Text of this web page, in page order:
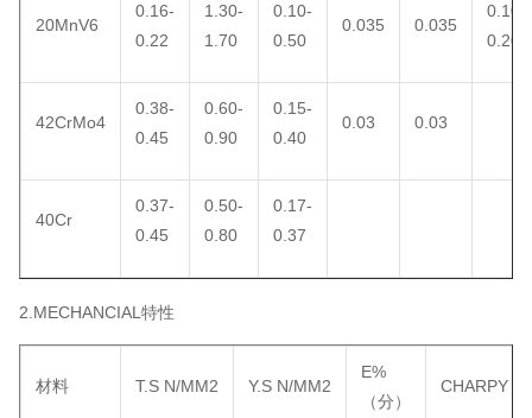
20MnV6
0.16-
0.22
1.30-
1.70
0.10-
0.50
0.035 0.035
0.10-
0.20
42CrMo4
0.38-
0.45
0.60-
0.90
0.15-
0.40
0.03 0.03
40Cr
0.37-
0.45
0.50-
0.80
0.17-
0.37
2.MECHANCIAL特性
材料 T.S N/MM2 Y.S N/MM2
E%
（分）
CHARPY